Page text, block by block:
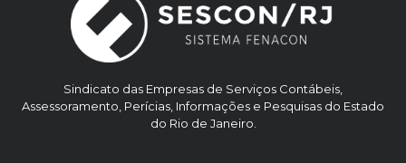
Sindicato das Empresas de Serviços Contábeis,
Assessoramento, Perícias, Informações e Pesquisas do Estado
do Rio de Janeiro.